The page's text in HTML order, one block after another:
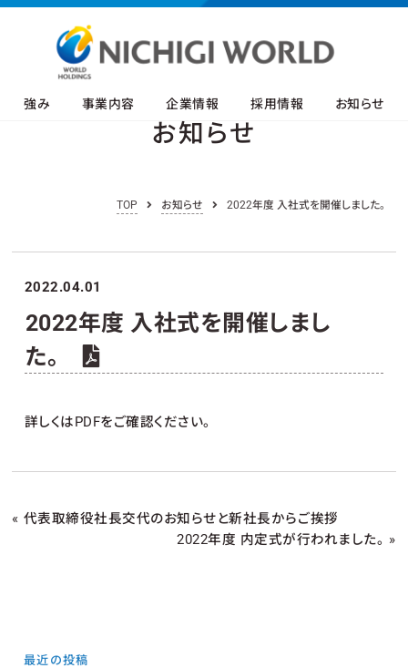
強み 事業内容 企業情報 採用情報 お知らせ
お知らせ
TOP お知らせ 2022年度 入社式を開催しました。
2022.04.01
2022年度 入社式を開催しまし
た。
詳しくはPDFをご確認ください。
« 代表取締役社長交代のお知らせと新社長からご挨拶
2022年度 内定式が行われました。 »
最近の投稿